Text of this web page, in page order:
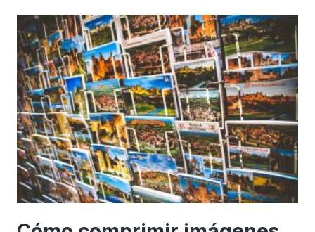
exportar
un
WP
a
Markdown